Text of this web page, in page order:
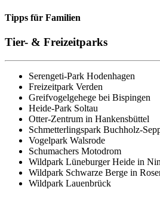
Tipps für Familien
Tier- & Freizeitparks
Serengeti-Park Hodenhagen
Freizeitpark Verden
Greifvogelgehege bei Bispingen
Heide-Park Soltau
Otter-Zentrum in Hankensbüttel
Schmetterlingspark Buchholz-
Vogelpark Walsrode
Schumachers Motodrom
Wildpark Lüneburger Heide in
Wildpark Schwarze Berge in
Wildpark Lauenbrück